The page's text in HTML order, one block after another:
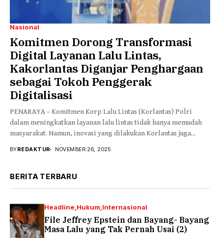
Nasional
Komitmen Dorong Transformasi
Digital Layanan Lalu Lintas,
Kakorlantas Diganjar Penghargaan
sebagai Tokoh Penggerak
Digitalisasi
PENARAYA – Komitmen Korp Lalu Lintas (Korlantas) Polri
dalam meningkatkan layanan lalu lintas tidak hanya memudah
masyarakat. Namun, inovasi yang dilakukan Korlantas juga...
BYREDAKTUR NOVEMBER 26, 2025
BERITA TERBARU
Headline Hukum Internasional
File Jeffrey Epstein dan Bayang- Bayang
Masa Lalu yang Tak Pernah Usai (2)